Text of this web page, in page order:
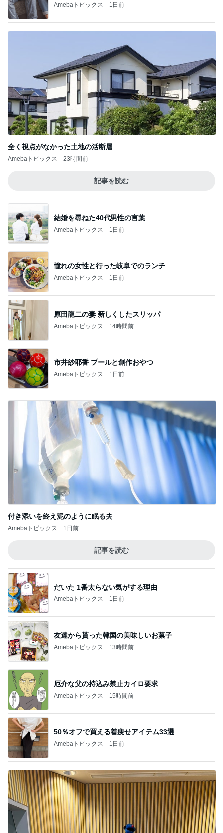
Amebaトピックス 1日前
全く視点がなかった土地の活断層
Amebaトピックス 23時間前
記事を読む
結婚を尋ねた40代男性の言葉
Amebaトピックス 1日前
憧れの女性と行った岐阜でのランチ
Amebaトピックス 1日前
原田龍二の妻 新しくしたスリッパ
Amebaトピックス 14時間前
市井紗耶香 プールと創作おやつ
Amebaトピックス 1日前
付き添いを終え泥のように眠る夫
Amebaトピックス 1日前
記事を読む
だいた 1番太らない気がする理由
Amebaトピックス 1日前
友達から貰った韓国の美味しいお菓子
Amebaトピックス 13時間前
厄介な父の持込み禁止カイロ要求
Amebaトピックス 15時間前
50％オフで買える着痩せアイテム33選
Amebaトピックス 1日前